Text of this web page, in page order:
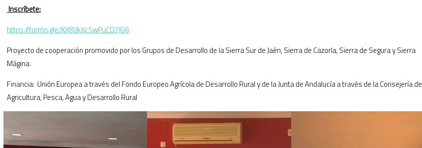
Inscríbete:
https://forms.gle/KX8UkXcSwPuCD7JG6
Proyecto de cooperación promovido por los Grupos de Desarrollo de la Sierra Sur de Jaén, Sierra de Cazorla, Sierra de Segura y Sierra
Mágina.
Financia: Unión Europea a través del Fondo Europeo Agrícola de Desarrollo Rural y de la Junta de Andalucía a través de la Consejería de
Agricultura, Pesca, Agua y Desarrollo Rural